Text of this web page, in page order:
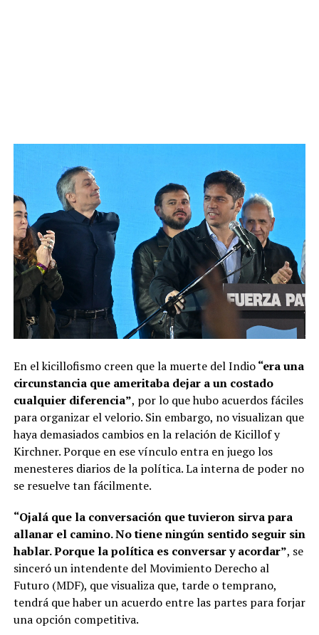
En el kicillofismo creen que la muerte del Indio“era una
circunstancia que ameritaba dejar a un costado
cualquier diferencia”, por lo que hubo acuerdos fáciles
para organizar el velorio. Sin embargo, no visualizan que
haya demasiados cambios en la relación de Kicillof y
Kirchner. Porque en ese vínculo entra en juego los
menesteres diarios de la política. La interna de poder no
se resuelve tan fácilmente.
“Ojalá que la conversación que tuvieron sirva para
allanar el camino. No tiene ningún sentido seguir sin
hablar. Porque la política es conversar y acordar”, se
sinceró un intendente del Movimiento Derecho al
Futuro (MDF), que visualiza que, tarde o temprano,
tendrá que haber un acuerdo entre las partes para forjar
una opción competitiva.